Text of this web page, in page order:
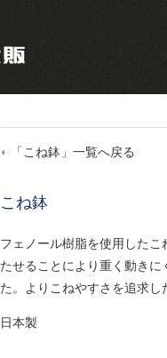
「こね鉢」一覧へ戻る
こね鉢
フェノール樹脂を使用したこ
たせることにより重く動きに
た。よりこねやすさを追求し
日本製